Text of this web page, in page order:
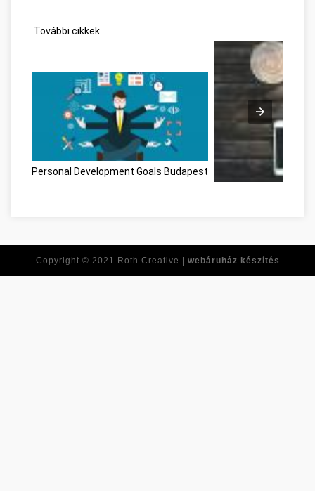
További cikkek
Personal Development Goals Budapest
Copyright © 2021 Roth Creative | webáruház készítés